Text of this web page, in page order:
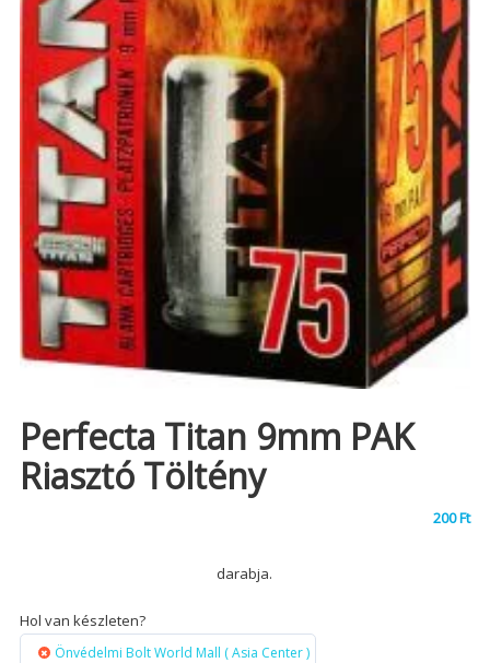
Perfecta Titan 9mm PAK
Riasztó Töltény
200Ft
darabja.
Hol van készleten?
Önvédelmi Bolt World Mall ( Asia Center )